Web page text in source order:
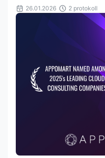
Serbien
26.01.2026 2 protokoll